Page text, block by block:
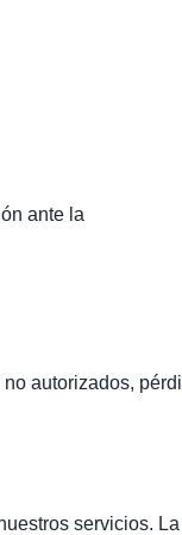
ante la
autorizados,
servicios.